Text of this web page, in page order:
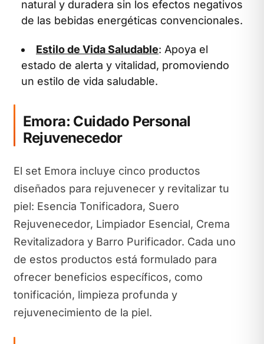
natural y duradera sin los efectos negativos
de las bebidas energéticas convencionales.
Estilo de Vida Saludable: Apoya el
estado de alerta y vitalidad, promoviendo
un estilo de vida saludable.
Emora: Cuidado Personal
Rejuvenecedor
El set Emora incluye cinco productos
diseñados para rejuvenecer y revitalizar tu
piel: Esencia Tonificadora, Suero
Rejuvenecedor, Limpiador Esencial, Crema
Revitalizadora y Barro Purificador. Cada uno
de estos productos está formulado para
ofrecer beneficios específicos, como
tonificación, limpieza profunda y
rejuvenecimiento de la piel.